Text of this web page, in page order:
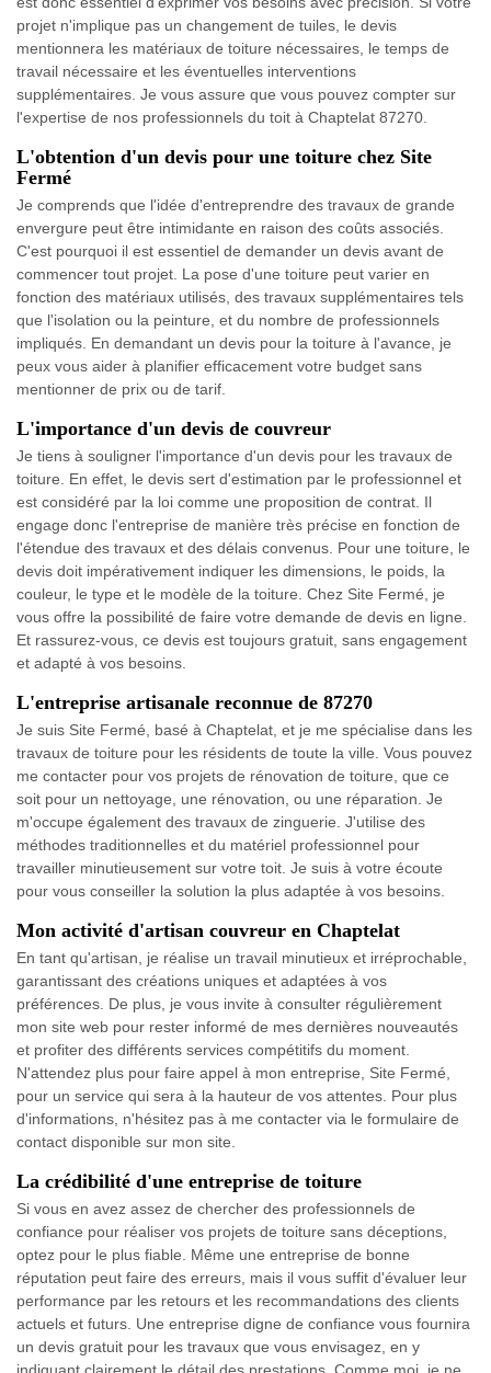
projet n'implique pas un changement de tuiles, le devis
mentionnera les matériaux de toiture nécessaires, le temps de
travail nécessaire et les éventuelles interventions
supplémentaires. Je vous assure que vous pouvez compter sur
l'expertise de nos professionnels du toit à Chaptelat 87270.
L'obtention d'un devis pour une toiture chez Site
Fermé
Je comprends que l'idée d'entreprendre des travaux de grande
envergure peut être intimidante en raison des coûts associés.
C'est pourquoi il est essentiel de demander un devis avant de
commencer tout projet. La pose d'une toiture peut varier en
fonction des matériaux utilisés, des travaux supplémentaires tels
que l'isolation ou la peinture, et du nombre de professionnels
impliqués. En demandant un devis pour la toiture à l'avance, je
peux vous aider à planifier efficacement votre budget sans
mentionner de prix ou de tarif.
L'importance d'un devis de couvreur
Je tiens à souligner l'importance d'un devis pour les travaux de
toiture. En effet, le devis sert d'estimation par le professionnel et
est considéré par la loi comme une proposition de contrat. Il
engage donc l'entreprise de manière très précise en fonction de
l'étendue des travaux et des délais convenus. Pour une toiture, le
devis doit impérativement indiquer les dimensions, le poids, la
couleur, le type et le modèle de la toiture. Chez Site Fermé, je
vous offre la possibilité de faire votre demande de devis en ligne.
Et rassurez-vous, ce devis est toujours gratuit, sans engagement
et adapté à vos besoins.
L'entreprise artisanale reconnue de 87270
Je suis Site Fermé, basé à Chaptelat, et je me spécialise dans les
travaux de toiture pour les résidents de toute la ville. Vous pouvez
me contacter pour vos projets de rénovation de toiture, que ce
soit pour un nettoyage, une rénovation, ou une réparation. Je
m'occupe également des travaux de zinguerie. J'utilise des
méthodes traditionnelles et du matériel professionnel pour
travailler minutieusement sur votre toit. Je suis à votre écoute
pour vous conseiller la solution la plus adaptée à vos besoins.
Mon activité d'artisan couvreur en Chaptelat
En tant qu'artisan, je réalise un travail minutieux et irréprochable,
garantissant des créations uniques et adaptées à vos
préférences. De plus, je vous invite à consulter régulièrement
mon site web pour rester informé de mes dernières nouveautés
et profiter des différents services compétitifs du moment.
N'attendez plus pour faire appel à mon entreprise, Site Fermé,
pour un service qui sera à la hauteur de vos attentes. Pour plus
d'informations, n'hésitez pas à me contacter via le formulaire de
contact disponible sur mon site.
La crédibilité d'une entreprise de toiture
Si vous en avez assez de chercher des professionnels de
confiance pour réaliser vos projets de toiture sans déceptions,
optez pour le plus fiable. Même une entreprise de bonne
réputation peut faire des erreurs, mais il vous suffit d'évaluer leur
performance par les retours et les recommandations des clients
actuels et futurs. Une entreprise digne de confiance vous fournira
un devis gratuit pour les travaux que vous envisagez, en y